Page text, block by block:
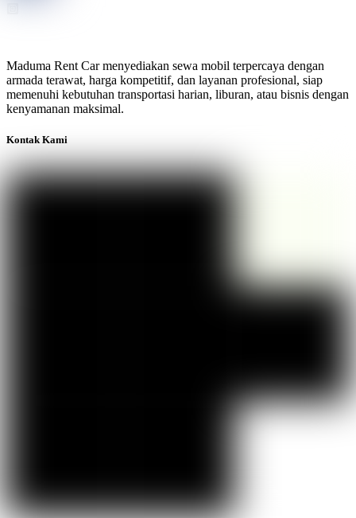
Maduma Rent Car menyediakan sewa mobil terpercaya dengan
armada terawat, harga kompetitif, dan layanan profesional, siap
memenuhi kebutuhan transportasi harian, liburan, atau bisnis dengan
kenyamanan maksimal.
Kontak Kami